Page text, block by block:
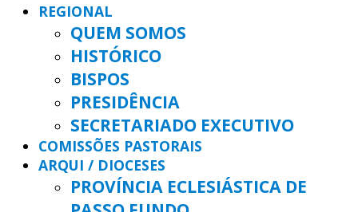
REGIONAL
QUEM SOMOS
HISTÓRICO
BISPOS
PRESIDÊNCIA
SECRETARIADO EXECUTIVO
COMISSÕES PASTORAIS
ARQUI / DIOCESES
PROVÍNCIA ECLESIÁSTICA DE